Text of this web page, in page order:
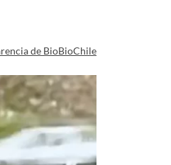
de BioBioChile